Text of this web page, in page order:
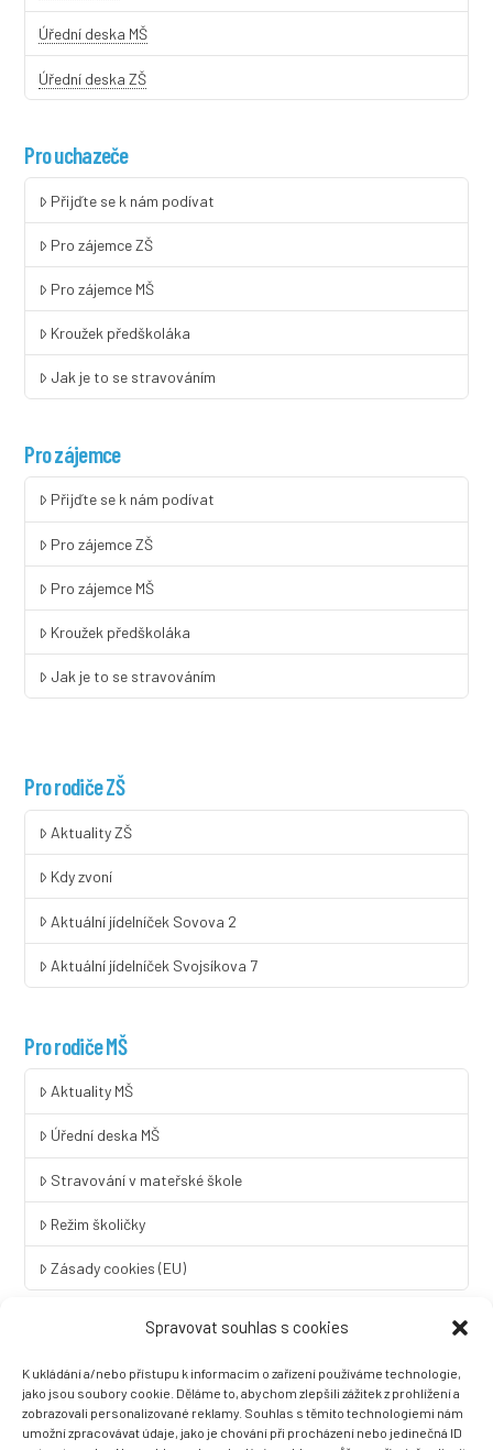
Spravovat souhlas s cookies
K ukládání a/nebo přístupu k informacím o zařízení používáme technologie,
jako jsou soubory cookie. Děláme to, abychom zlepšili zážitek z prohlížení a
zobrazovali personalizované reklamy. Souhlas s těmito technologiemi nám
umožní zpracovávat údaje, jako je chování při procházení nebo jedinečná ID
Úřední deska MŠ
Úřední deska ZŠ
Pro uchazeče
Přijďte se k nám podívat
Pro zájemce ZŠ
Pro zájemce MŠ
Kroužek předškoláka
Jak je to se stravováním
Pro zájemce
Přijďte se k nám podívat
Pro zájemce ZŠ
Pro zájemce MŠ
Kroužek předškoláka
Jak je to se stravováním
Pro rodiče ZŠ
Aktuality ZŠ
Kdy zvoní
Aktuální jídelníček Sovova 2
Aktuální jídelníček Svojsíkova 7
Pro rodiče MŠ
Aktuality MŠ
Úřední deska MŠ
Stravování v mateřské škole
Režim školičky
Zásady cookies (EU)
LINGUA UNIVERSAL soukromá základní škola a mateřská škola
s.r.o.
Sovova 2